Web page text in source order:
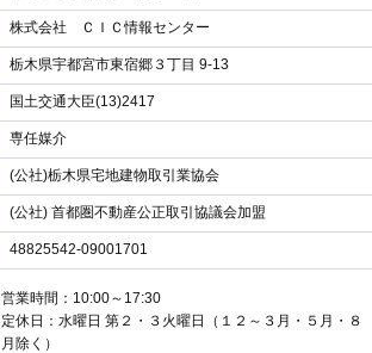
株式会社 ＣＩＣ情報センター
栃木県宇都宮市東宿郷３丁目 9-13
国土交通大臣(13)2417
専任媒介
(公社)栃木県宅地建物取引業協会
(公社) 首都圏不動産公正取引協議会加盟
48825542-09001701
営業時間：10:00～17:30
定休日：水曜日 第２・３火曜日（１２～３月・５月・８
月除く）